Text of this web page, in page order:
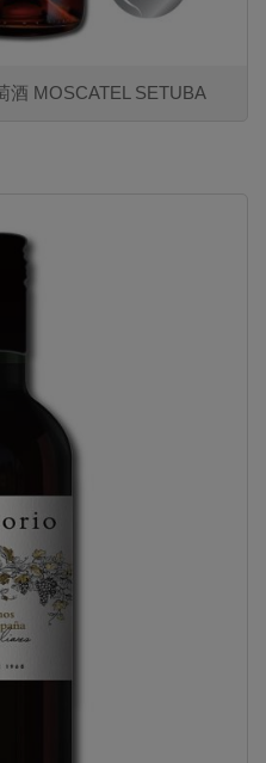
酒 MOSCATEL SETUBA